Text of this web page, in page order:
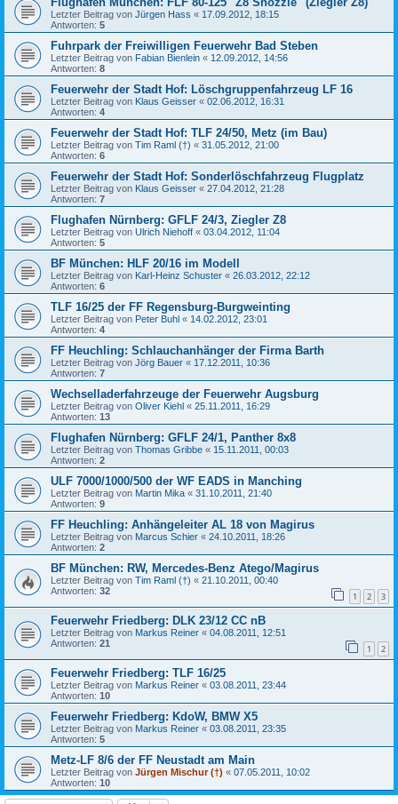
Letzter Beitrag von Jürgen Hass « 17.09.2012, 18:15
Antworten: 5
Fuhrpark der Freiwilligen Feuerwehr Bad Steben
Letzter Beitrag von Fabian Bienlein « 12.09.2012, 14:56
Antworten: 8
Feuerwehr der Stadt Hof: Löschgruppenfahrzeug LF 16
Letzter Beitrag von Klaus Geisser « 02.06.2012, 16:31
Antworten: 4
Feuerwehr der Stadt Hof: TLF 24/50, Metz (im Bau)
Letzter Beitrag von Tim Raml (†) « 31.05.2012, 21:00
Antworten: 6
Feuerwehr der Stadt Hof: Sonderlöschfahrzeug Flugplatz
Letzter Beitrag von Klaus Geisser « 27.04.2012, 21:28
Antworten: 7
Flughafen Nürnberg: GFLF 24/3, Ziegler Z8
Letzter Beitrag von Ulrich Niehoff « 03.04.2012, 11:04
Antworten: 5
BF München: HLF 20/16 im Modell
Letzter Beitrag von Karl-Heinz Schuster « 26.03.2012, 22:12
Antworten: 6
TLF 16/25 der FF Regensburg-Burgweinting
Letzter Beitrag von Peter Buhl « 14.02.2012, 23:01
Antworten: 4
FF Heuchling: Schlauchanhänger der Firma Barth
Letzter Beitrag von Jörg Bauer « 17.12.2011, 10:36
Antworten: 7
Wechselladerfahrzeuge der Feuerwehr Augsburg
Letzter Beitrag von Oliver Kiehl « 25.11.2011, 16:29
Antworten: 13
Flughafen Nürnberg: GFLF 24/1, Panther 8x8
Letzter Beitrag von Thomas Gribbe « 15.11.2011, 00:03
Antworten: 2
ULF 7000/1000/500 der WF EADS in Manching
Letzter Beitrag von Martin Mika « 31.10.2011, 21:40
Antworten: 9
FF Heuchling: Anhängeleiter AL 18 von Magirus
Letzter Beitrag von Marcus Schier « 24.10.2011, 18:26
Antworten: 2
BF München: RW, Mercedes-Benz Atego/Magirus
Letzter Beitrag von Tim Raml (†) « 21.10.2011, 00:40
Antworten: 32 1 2 3
Feuerwehr Friedberg: DLK 23/12 CC nB
Letzter Beitrag von Markus Reiner « 04.08.2011, 12:51
Antworten: 21 1 2
Feuerwehr Friedberg: TLF 16/25
Letzter Beitrag von Markus Reiner « 03.08.2011, 23:44
Antworten: 10
Feuerwehr Friedberg: KdoW, BMW X5
Letzter Beitrag von Markus Reiner « 03.08.2011, 23:35
Antworten: 5
Metz-LF 8/6 der FF Neustadt am Main
Letzter Beitrag von Jürgen Mischur (†) « 07.05.2011, 10:02
Antworten: 10